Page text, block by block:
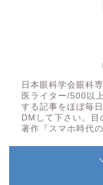
日本眼科学会眼科
医ライター/500以
する記事をほぼ毎
DMして下さい。目
著作『スマホ時代